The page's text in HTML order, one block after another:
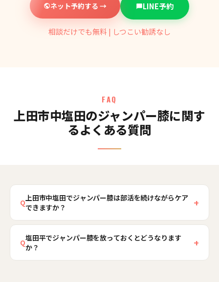
ネット予約する → LINE予約
相談だけでも無料 | しつこい勧誘なし
FAQ
上田市中塩田のジャンパー膝に関す
るよくある質問
Q 上田市中塩田でジャンパー膝は部活を続けながらケア
できますか？
+
痛みの程度によりますが、練習量を調整しながら
ケアを進められる場合が多くあります。当院では
膝蓋腱の炎症の状態と太ももの硬さを検査で見極
Q塩田平でジャンパー膝を放っておくとどうなります
か？
+